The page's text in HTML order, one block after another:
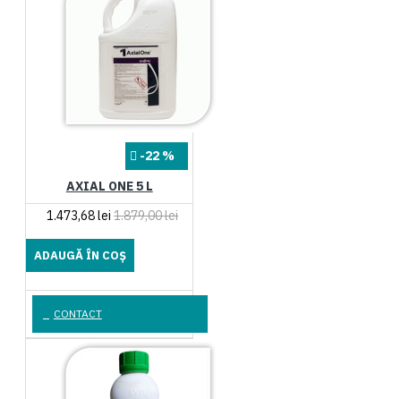
-22 %
AXIAL ONE 5 L
1.473,68 lei 1.879,00 lei
ADAUGĂ ÎN COŞ
CONTACT